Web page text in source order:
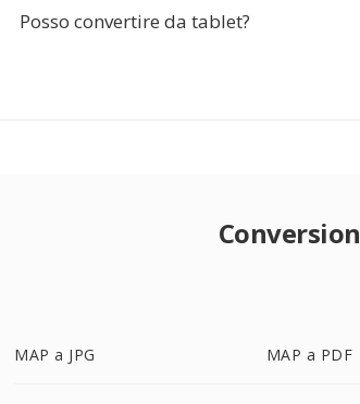
Posso convertire da tablet?
MAP a JPG MAP a PDF